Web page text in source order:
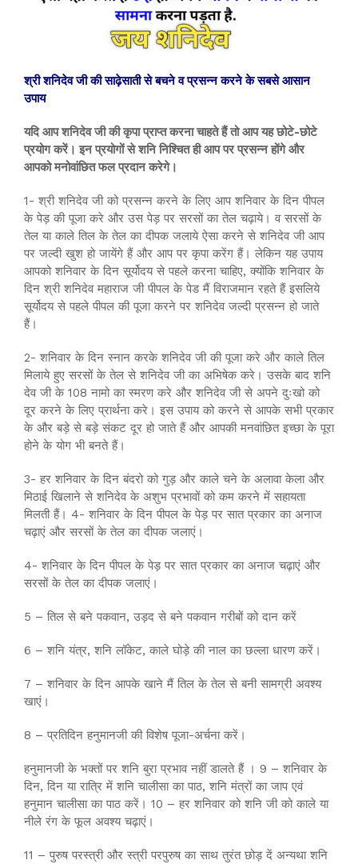
श्री शनिदेव जी की साढ़ेसाती से बचने व प्रसन्न करने के सबसे आसान
उपाय
यदि आप शनिदेव जी की कृपा प्राप्त करना चाहते हैं तो आप यह छोटे-छोटे
प्रयोग करें। इन प्रयोगों से शनि निश्चित ही आप पर प्रसन्न होंगे और
आपको मनोवांछित फल प्रदान करेगे।
1- श्री शनिदेव जी को प्रसन्न करने के लिए आप शनिवार के दिन पीपल
के पेड़ की पूजा करे और उस पेड़ पर सरसों का तेल चढ़ाये। व सरसों के
तेल या काले तिल के तेल का दीपक जलाये ऐसा करने से शनिदेव जी आप
पर जल्दी खुश हो जायेंगे हैं और आप पर कृपा करेंग हैं। लेकिन यह उपाय
आपको शनिवार के दिन सूर्योदय से पहले करना चाहिए, क्योंकि शनिवार के
दिन श्री शनिदेव महाराज जी पीपल के पेड मैं विराजमान रहते हैं इसलिये
सूर्योदय से पहले पीपल की पूजा करने पर शनिदेव जल्दी प्रसन्न हो जाते
हैं।
2- शनिवार के दिन स्नान करके शनिदेव जी की पूजा करे और काले तिल
मिलाये हुए सरसों के तेल से शनिदेव जी का अभिषेक करे। उसके बाद शनि
देव जी के 108 नामो का स्मरण करे और शनिदेव जी से अपने दुःखो को
दूर करने के लिए प्रार्थना करे। इस उपाय को करने से आपके सभी प्रकार
के और बड़े से बड़े संकट दूर हो जाते हैं और आपकी मनवांछित इच्छा के पूरा
होने के योग भी बनते हैं।
3- हर शनिवार के दिन बंदरो को गुड़ और काले चने के अलावा केला और
मिठाई खिलाने से शनिदेव के अशुभ प्रभावों को कम करने में सहायता
मिलती हैं। 4- शनिवार के दिन पीपल के पेड़ पर सात प्रकार का अनाज
चढ़ाएं और सरसों के तेल का दीपक जलाएं।
4- शनिवार के दिन पीपल के पेड़ पर सात प्रकार का अनाज चढ़ाएं और
सरसों के तेल का दीपक जलाएं।
5 – तिल से बने पकवान, उड़द से बने पकवान गरीबों को दान करें
6 – शनि यंत्र, शनि लॉकेट, काले घोड़े की नाल का छल्ला धारण करें।
7 – शनिवार के दिन आपके खाने मैं तिल के तेल से बनी सामग्री अवश्य
खाएं।
8 – प्रतिदिन हनुमानजी की विशेष पूजा-अर्चना करें।
हनुमानजी के भक्तों पर शनि बुरा प्रभाव नहीं डालते हैं । 9 – शनिवार के
दिन, दिन या रात्रि में शनि चालीसा का पाठ, शनि मंत्रों का जाप एवं
हनुमान चालीसा का पाठ करें। 10 – हर शनिवार को शनि जी को काले या
नीले रंग के फूल अवश्य चढ़ाएं।
11 – पुरुष परस्त्री और स्त्री परपुरुष का साथ तुरंत छोड़ दें अन्यथा शनि